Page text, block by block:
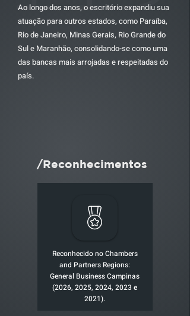
Ao longo dos anos, o escritório expandiu sua
atuação para outros estados, como Paraíba,
Rio de Janeiro, Minas Gerais, Rio Grande do
Sul e Maranhão, consolidando-se como uma
das bancas mais arrojadas e respeitadas do
país.
/Reconhecimentos
Reconhecido no Chambers
and Partners Regions:
General Business Campinas
(2026, 2025, 2024, 2023 e
2021).